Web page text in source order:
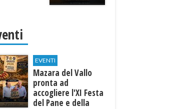
EVENTI
Mazara del Vallo
pronta ad
accogliere l'XI Festa
del Pane e della